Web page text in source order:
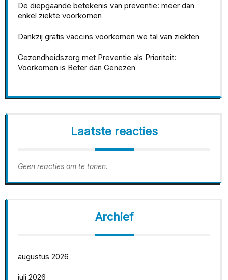
De diepgaande betekenis van preventie: meer dan
enkel ziekte voorkomen
Dankzij gratis vaccins voorkomen we tal van ziekten
Gezondheidszorg met Preventie als Prioriteit:
Voorkomen is Beter dan Genezen
Laatste reacties
Geen reacties om te tonen.
Archief
augustus 2026
juli 2026